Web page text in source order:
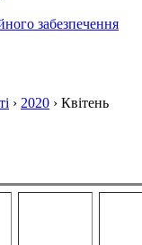
забезпечення
› 2020 › Квітень